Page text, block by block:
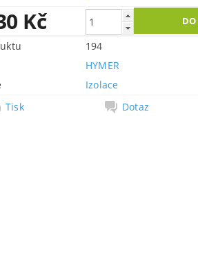
Kč
194
HYMER
Izolace
Tisk
Dotaz